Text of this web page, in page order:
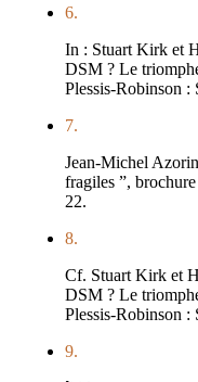
6.
In : Stuart Kirk et
DSM ? Le
Plessis-Robinson :
7.
Jean-Michel
fragiles ”,
22.
8.
Cf. Stuart Kirk et
DSM ? Le
Plessis-Robinson :
9.